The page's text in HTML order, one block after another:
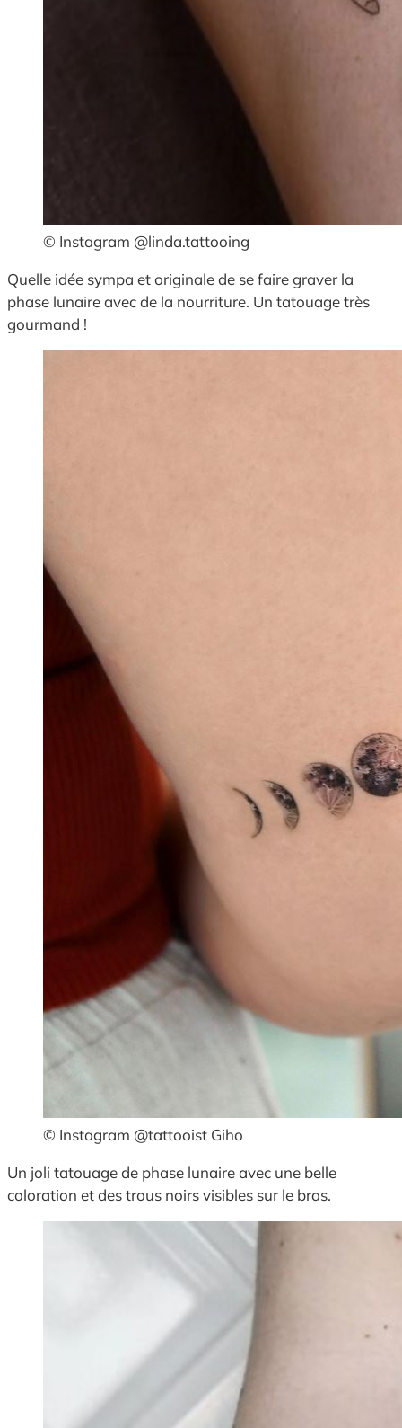
© Instagram @linda.tattooing
Quelle idée sympa et originale de se faire graver la
phase lunaire avec de la nourriture. Un tatouage très
gourmand !
© Instagram @tattooist Giho
Un joli tatouage de phase lunaire avec une belle
coloration et des trous noirs visibles sur le bras.